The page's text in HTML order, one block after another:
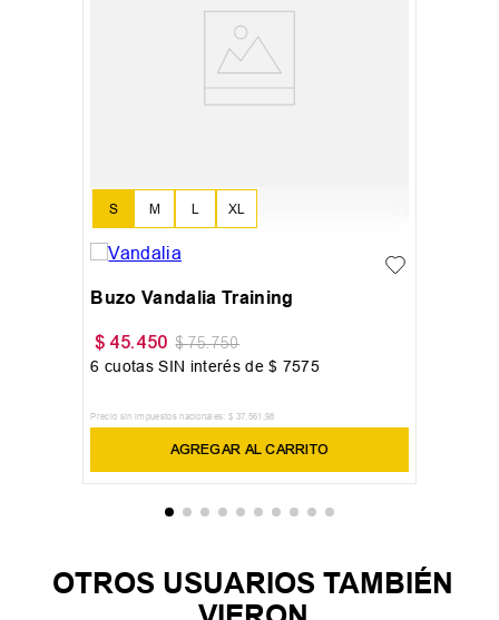
S L
M XL
Buzo Vandalia Training
$ 45.450 $ 75.750
6 cuotas SIN interés de$ 7575
Precio sin impuestos nacionales: $ 37.561 ,98
AGREGAR AL CARRITO
OTROS USUARIOS TAMBIÉN